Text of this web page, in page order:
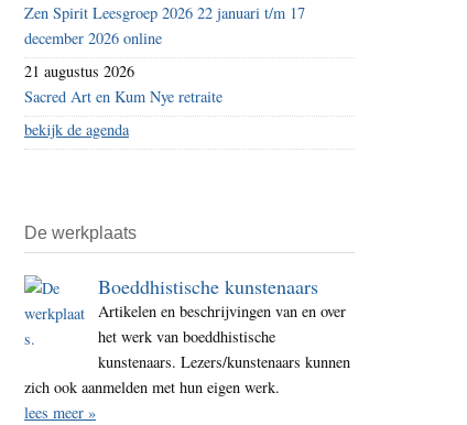
Zen Spirit Leesgroep 2026 22 januari t/m 17
december 2026 online
21 augustus 2026
Sacred Art en Kum Nye retraite
bekijk de agenda
De werkplaats
Boeddhistische kunstenaars
Artikelen en beschrijvingen van en over
het werk van boeddhistische
kunstenaars. Lezers/kunstenaars kunnen
zich ook aanmelden met hun eigen werk.
lees meer »